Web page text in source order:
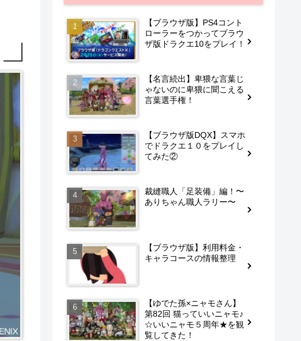
【ブラウザ版】PS4コント
ローラーをつかってブラウ
ザ版ドラクエ10をプレイ！
【名言続出】卑猥な言葉じ
ゃないのに卑猥に聞こえる
言葉選手権！
【ブラウザ版DQX】スマホ
でドラクエ１０をプレイし
てみた②
裁縫職人「足装備」編！〜
ありちゃん職人ラリー〜
【ブラウザ版】利用料金・
キャラコースの情報整理
【ゆでた孫×ニャモさん】
第82回 猫っていいニャモ♪
☆いいニャモ５周年★を観
覧してきた！